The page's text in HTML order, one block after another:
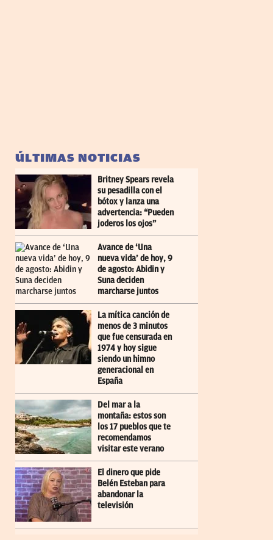
ÚLTIMAS NOTICIAS
Britney Spears revela
su pesadilla con el
bótox y lanza una
advertencia: “Pueden
joderos los ojos”
Avance de ‘Una
nueva vida’ de hoy, 9
de agosto: Abidin y
Suna deciden
marcharse juntos
La mítica canción de
menos de 3 minutos
que fue censurada en
1974 y hoy sigue
siendo un himno
generacional en
España
Del mar a la
montaña: estos son
los 17 pueblos que te
recomendamos
visitar este verano
El dinero que pide
Belén Esteban para
abandonar la
televisión